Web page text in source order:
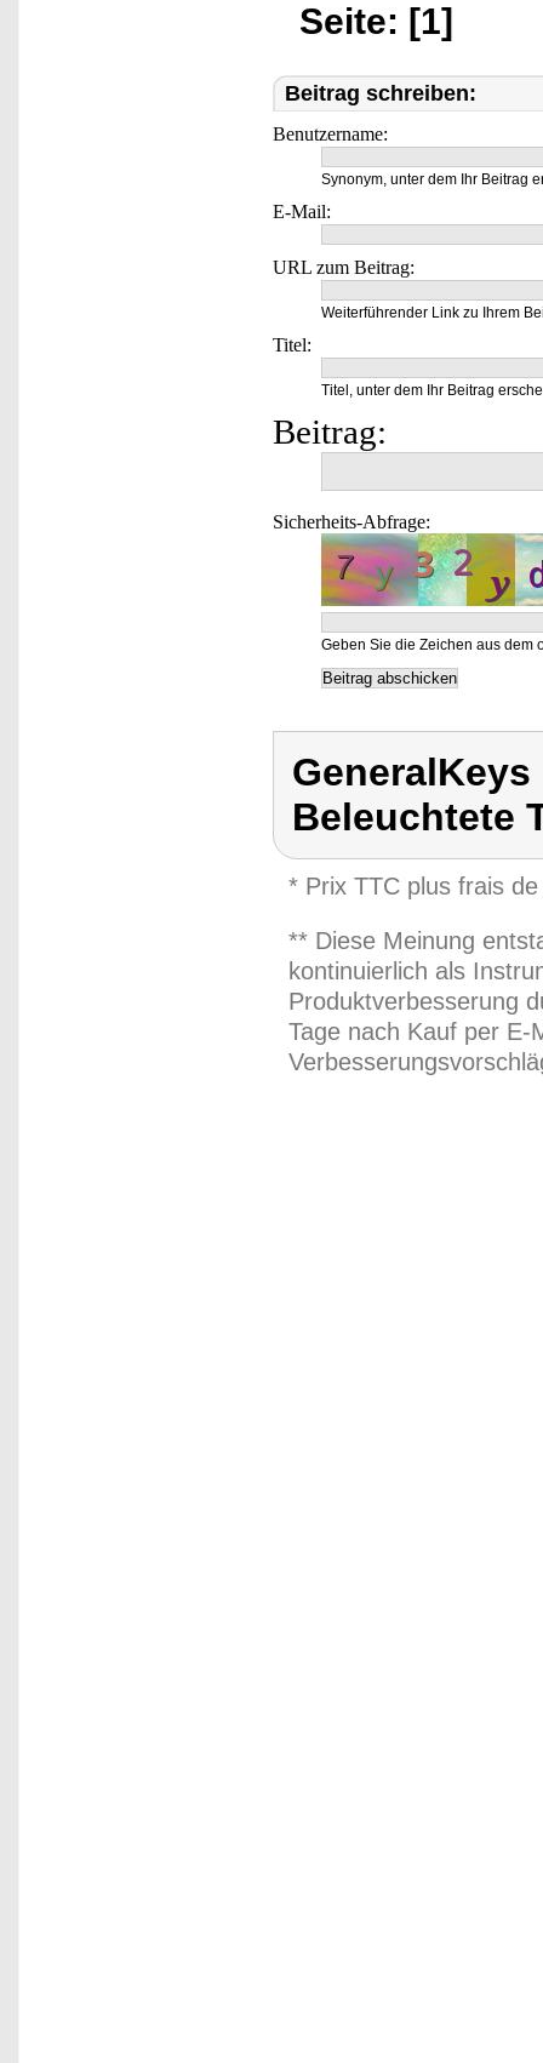
Seite: [1]
Beitrag schreiben:
Benutzername:
Synonym, unter dem Ihr Beitrag
E-Mail:
URL zum Beitrag:
Weiterführender Link zu Ihrem
Titel:
Titel, unter dem Ihr Beitrag
Beitrag:
Sicherheits-Abfrage:
Geben Sie die Zeichen aus dem
Beleuchtete
* Prix TTC plus frais
** Diese Meinung
kontinuierlich als
Produktverbesserung
Tage nach Kauf per E-